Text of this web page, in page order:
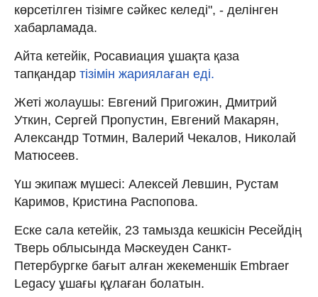
көрсетілген тізімге сәйкес келеді", - делінген
хабарламада.
Айта кетейік, Росавиация ұшақта қаза
тапқандар тізімін жариялаған еді.
Жеті жолаушы: Евгений Пригожин, Дмитрий
Уткин, Сергей Пропустин, Евгений Макарян,
Александр Тотмин, Валерий Чекалов, Николай
Матюсеев.
Үш экипаж мүшесі: Алексей Левшин, Рустам
Каримов, Кристина Распопова.
Еске сала кетейік, 23 тамызда кешкісін Ресейдің
Тверь облысында Мәскеуден Санкт-
Петербургке бағыт алған жекеменшік Embraer
Legacy ұшағы құлаған болатын.